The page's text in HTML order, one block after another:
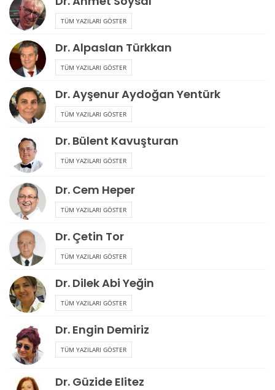
TÜM YAZILARI GÖSTER
Dr. Alpaslan Türkkan
TÜM YAZILARI GÖSTER
Dr. Ayşenur Aydoğan Yentürk
TÜM YAZILARI GÖSTER
Dr. Bülent Kavuşturan
TÜM YAZILARI GÖSTER
Dr. Cem Heper
TÜM YAZILARI GÖSTER
Dr. Çetin Tor
TÜM YAZILARI GÖSTER
Dr. Dilek Abi Yeğin
TÜM YAZILARI GÖSTER
Dr. Engin Demiriz
TÜM YAZILARI GÖSTER
Dr. Güzide Elitez